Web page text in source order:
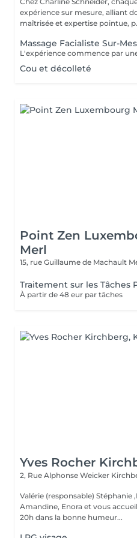
expérience sur mesure, alliant
maîtrisée et expertise pointue,
Massage Facialiste Sur-
Cou et décolleté
Point Zen
Merl
15, rue Guillaume de Machault
Traitement sur les Tâches
À partir de 48 eur par tâches
Yves Rocher
2, Rue Alphonse Weicker
Valérie (responsable) Stéphanie
Amandine, Enora et vous accueillent toute la semaine de 9h à
20h dans la bonne humeur...